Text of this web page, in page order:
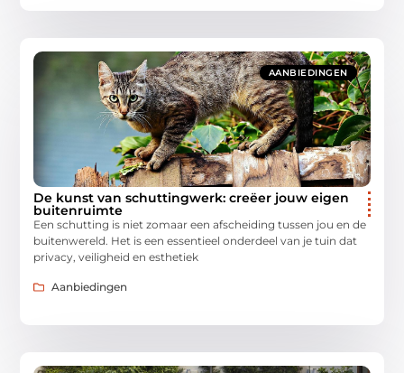
AANBIEDINGEN
De kunst van schuttingwerk: creëer jouw eigen
buitenruimte
Een schutting is niet zomaar een afscheiding tussen jou en de
buitenwereld. Het is een essentieel onderdeel van je tuin dat
privacy, veiligheid en esthetiek
Aanbiedingen